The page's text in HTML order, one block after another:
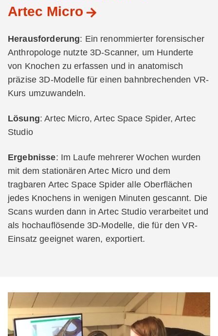
Artec Micro
Herausforderung: Ein renommierter forensischer
Anthropologe nutzte 3D-Scanner, um Hunderte
von Knochen zu erfassen und in anatomisch
präzise 3D-Modelle für einen bahnbrechenden VR-
Kurs umzuwandeln.
Lösung: Artec Micro, Artec Space Spider, Artec
Studio
Ergebnisse: Im Laufe mehrerer Wochen wurden
mit dem stationären Artec Micro und dem
tragbaren Artec Space Spider alle Oberflächen
jedes Knochens in wenigen Minuten gescannt. Die
Scans wurden dann in Artec Studio verarbeitet und
als hochauflösende 3D-Modelle, die für den VR-
Einsatz geeignet waren, exportiert.